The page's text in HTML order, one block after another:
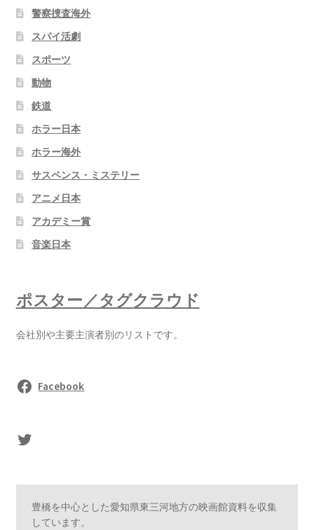
警察捜査海外
スパイ活劇
スポーツ
動物
鉄道
ホラー日本
ホラー海外
サスペンス・ミステリー
アニメ日本
アカデミー賞
音楽日本
ポスター／タグクラウド
会社別や主要主演者別のリストです。
Facebook
sasaki's Twitter
豊橋を中心とした愛知県東三河地方の映画館資料を収集
しています。